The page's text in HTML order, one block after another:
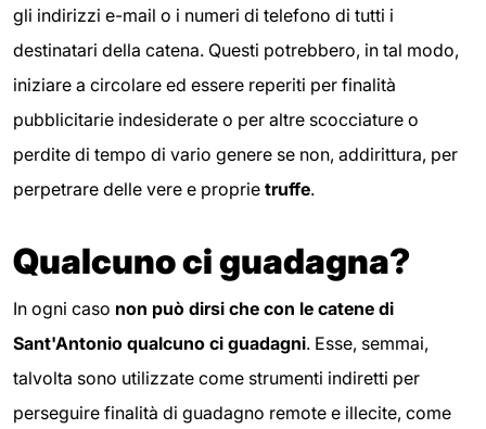
gli indirizzi e-mail o i numeri di telefono di tutti i
destinatari della catena. Questi potrebbero, in tal modo,
iniziare a circolare ed essere reperiti per finalità
pubblicitarie indesiderate o per altre scocciature o
perdite di tempo di vario genere se non, addirittura, per
perpetrare delle vere e proprie truffe.
Qualcuno ci guadagna?
In ogni caso non può dirsi che con le catene di
Sant'Antonio qualcuno ci guadagni. Esse, semmai,
talvolta sono utilizzate come strumenti indiretti per
perseguire finalità di guadagno remote e illecite, come